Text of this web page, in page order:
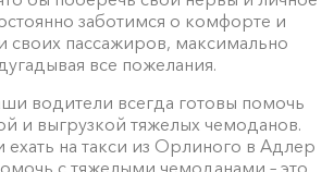
заботимся о комфорте и
своих пассажиров, максимально
все пожелания.
водители всегда готовы помочь
и выгрузкой тяжелых чемоданов.
на такси из Орлиного в Адлер
с тяжелыми чемоданами – это